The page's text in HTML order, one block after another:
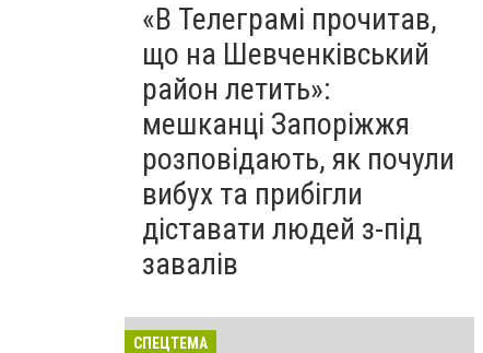
«В Телеграмі прочитав,
що на Шевченківський
район летить»:
мешканці Запоріжжя
розповідають, як почули
вибух та прибігли
діставати людей з-під
завалів
СПЕЦТЕМА